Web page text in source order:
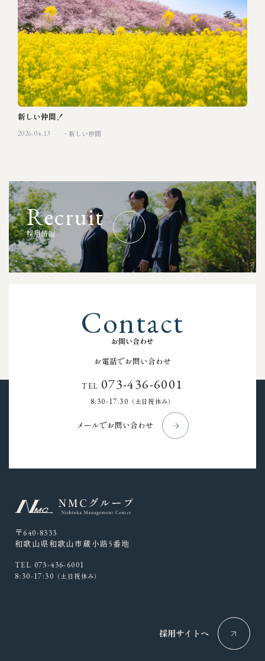
新しい仲間！
2026.04.13 新しい仲間
採用情報
Recruit
お問い合わせ
Contact
お電話でお問い合わせ
TEL 073-436-6001
8:30-17:30 （土日祝休み）
メールでお問い合わせ
〒640-8333
和歌山県和歌山市蔵小路5番地
TEL 073-436-6001
8:30-17:30 （土日祝休み）
採用サイトへ